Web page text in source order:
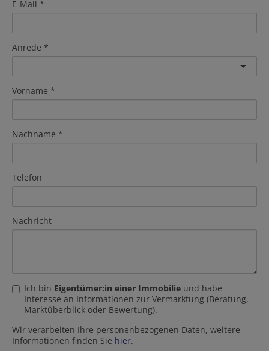
E-Mail
Anrede
Vorname
Nachname
Telefon
Nachricht
Ich bin Eigentümer:in einer Immobilie und habe
Interesse an Informationen zur Vermarktung (Beratung,
Marktüberblick oder Bewertung).
Wir verarbeiten Ihre personenbezogenen Daten, weitere
Informationen finden Sie hier.